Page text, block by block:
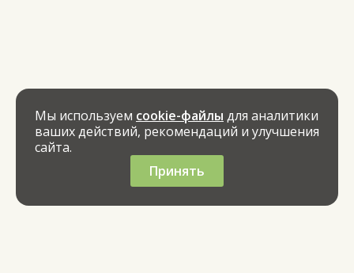
Мы используем cookie-файлы для аналитики
ваших действий, рекомендаций и улучшения
сайта.
Принять